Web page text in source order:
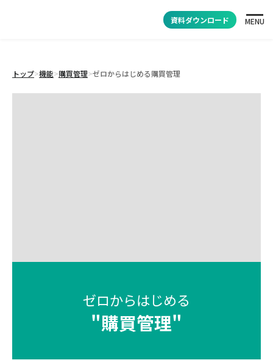
資料ダウンロード MENU
トップ>機能>購買管理>ゼロからはじめる購買管理
ゼロからはじめる
"購買管理"